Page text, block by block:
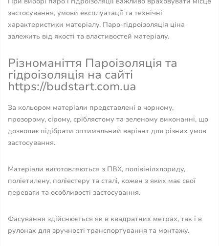
застосування, умови експлуатації та технічні
характеристики матеріалу. Паро-гідроізоляція ціна
залежить від якості та властивостей матеріалу.
Різноманіття Пароізоляція та
гідроізоляція на сайті
https://budstart.com.ua
За кольором матеріали представлені в чорному,
прозорому, сірому, сріблястому та зеленому виконанні, що
дозволяє підібрати оптимальний варіант для різних умов
застосування.
Матеріали виготовляються з ПВХ, полівінілхлориду,
поліетилену, поліестеру та сталі, кожен з яких має свої
переваги та особливості застосування.
Фасування здійснюється як в квадратних метрах, так і в
рулонах для зручності транспортування та монтажу.